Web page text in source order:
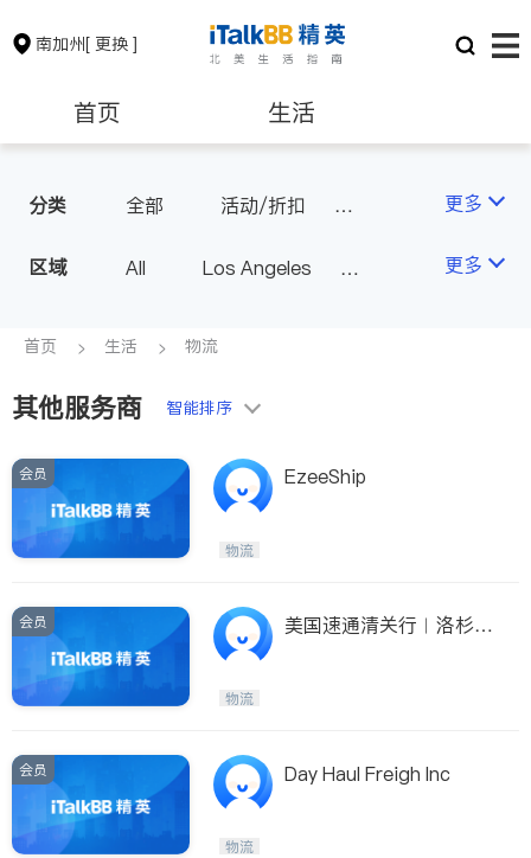
南加州[ 更换 ]
首页 生活
保险理财 房地产租售
银行贷款
建筑装修
非盈利组织
分类 全部
活动/折扣
物流
更多
区域 All
Los Angeles
Alhambra & San Gabriel
Diamond Bar & Covina
Rowland Heights & Hacienda H
ties
Inyo & San Bernardino
Riverside
Santa Barbara & Monterey
更多
首页 生活 物流
其他服务商 智能排序
会员 EzeeShip
物流
会员
美国速通清关行︱洛杉
物流
会员 Day Haul Freigh Inc
物流